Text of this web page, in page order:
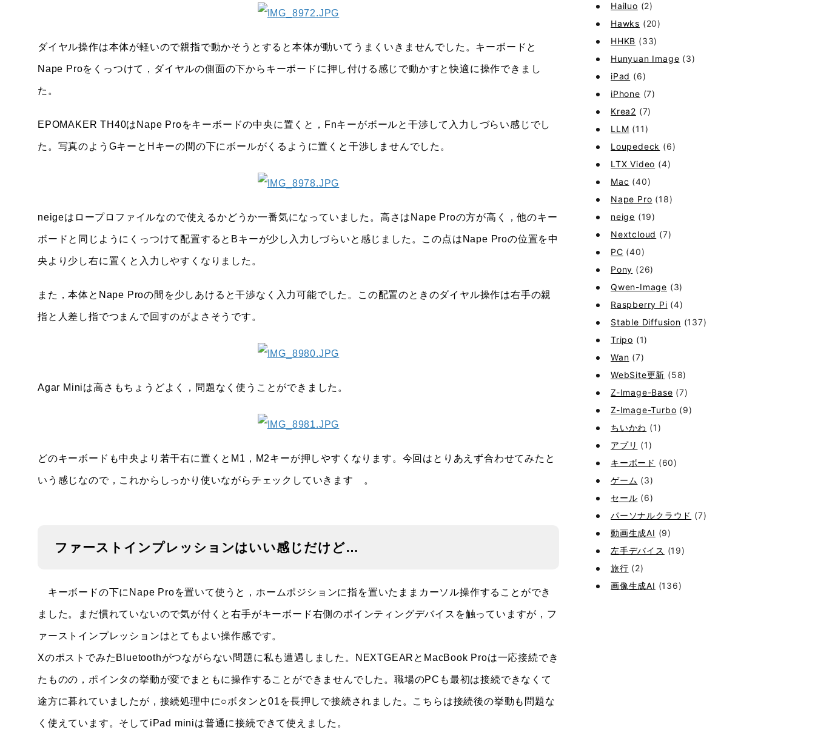
ダイヤル操作は本体が軽いので親指で動かそうとすると本体が動いてうまくいきませんでした。キーボードと
Nape Proをくっつけて，ダイヤルの側面の下からキーボードに押し付ける感じで動かすと快適に操作できまし
た。
EPOMAKER TH40はNape Proをキーボードの中央に置くと，Fnキーがボールと干渉して入力しづらい感じでし
た。写真のようGキーとHキーの間の下にボールがくるように置くと干渉しませんでした。
neigeはロープロファイルなので使えるかどうか一番気になっていました。高さはNape Proの方が高く，他のキー
ボードと同じようにくっつけて配置するとBキーが少し入力しづらいと感じました。この点はNape Proの位置を中
央より少し右に置くと入力しやすくなりました。
また，本体とNape Proの間を少しあけると干渉なく入力可能でした。この配置のときのダイヤル操作は右手の親
指と人差し指でつまんで回すのがよさそうです。
Agar Miniは高さもちょうどよく，問題なく使うことができました。
どのキーボードも中央より若干右に置くとM1，M2キーが押しやすくなります。今回はとりあえず合わせてみたと
いう感じなので，これからしっかり使いながらチェックしていきます 。
ファーストインプレッションはいい感じだけど…
キーボードの下にNape Proを置いて使うと，ホームポジションに指を置いたままカーソル操作することができ
ました。まだ慣れていないので気が付くと右手がキーボード右側のポインティングデバイスを触っていますが，フ
ァーストインプレッションはとてもよい操作感です。
XのポストでみたBluetoothがつながらない問題に私も遭遇しました。NEXTGEARとMacBook Proは一応接続でき
たものの，ポインタの挙動が変でまともに操作することができませんでした。職場のPCも最初は接続できなくて
途方に暮れていましたが，接続処理中に○ボタンと01を長押しで接続されました。こちらは接続後の挙動も問題な
く使えています。そしてiPad miniは普通に接続できて使えました。
Hailuo (2)
Hawks (20)
HHKB (33)
Hunyuan Image (3)
iPad (6)
iPhone (7)
Krea2 (7)
LLM (11)
Loupedeck (6)
LTX Video (4)
Mac (40)
Nape Pro (18)
neige (19)
Nextcloud (7)
PC (40)
Pony (26)
Qwen-Image (3)
Raspberry Pi (4)
Stable Diffusion (137)
Tripo (1)
Wan (7)
WebSite更新 (58)
Z-Image-Base (7)
Z-Image-Turbo (9)
ちいかわ (1)
アプリ (1)
キーボード (60)
ゲーム (3)
セール (6)
パーソナルクラウド (7)
動画生成AI (9)
左手デバイス (19)
旅行 (2)
画像生成AI (136)